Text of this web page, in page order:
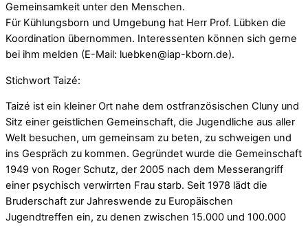
Gemeinsamkeit unter den Menschen.
Für Kühlungsborn und Umgebung hat Herr Prof. Lübken die
Koordination übernommen. Interessenten können sich gerne
bei ihm melden (E-Mail: luebken@iap-kborn.de).
Stichwort Taizé:
Taizé ist ein kleiner Ort nahe dem ostfranzösischen Cluny und
Sitz einer geistlichen Gemeinschaft, die Jugendliche aus aller
Welt besuchen, um gemeinsam zu beten, zu schweigen und
ins Gespräch zu kommen. Gegründet wurde die Gemeinschaft
1949 von Roger Schutz, der 2005 nach dem Messerangriff
einer psychisch verwirrten Frau starb. Seit 1978 lädt die
Bruderschaft zur Jahreswende zu Europäischen
Jugendtreffen ein, zu denen zwischen 15.000 und 100.000